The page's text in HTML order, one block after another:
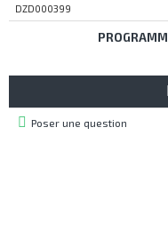
DZD000399
Poser une question